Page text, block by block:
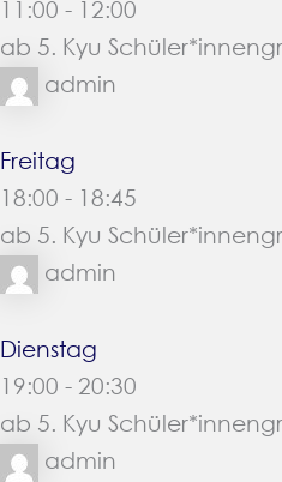
11:00 - 12:00
ab 5. Kyu
admin
Freitag
18:00 - 18:45
ab 5. Kyu
admin
Dienstag
19:00 - 20:30
ab 5. Kyu
admin